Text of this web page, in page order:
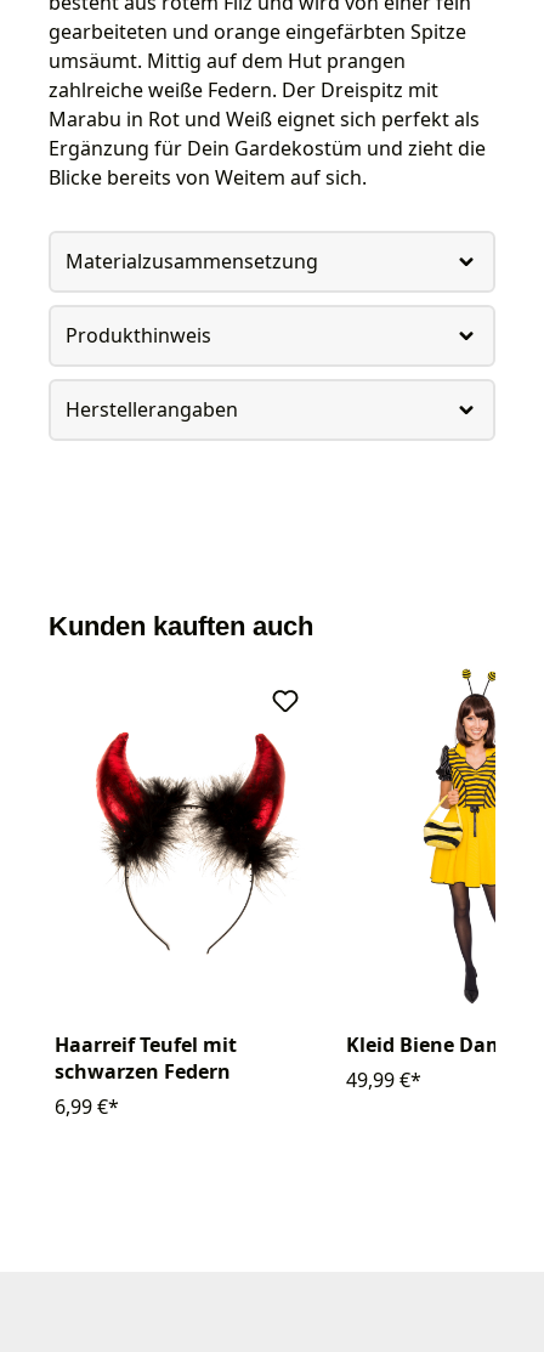
gearbeiteten und orange eingefärbten Spitze
umsäumt. Mittig auf dem Hut prangen
zahlreiche weiße Federn. Der Dreispitz mit
Marabu in Rot und Weiß eignet sich perfekt als
Ergänzung für Dein Gardekostüm und zieht die
Blicke bereits von Weitem auf sich.
Materialzusammensetzung
Produkthinweis
Herstellerangaben
Kunden kauften auch
Haarreif Teufel mit
schwarzen Federn
6,99 €*
Kleid Biene Damen
49,99 €*